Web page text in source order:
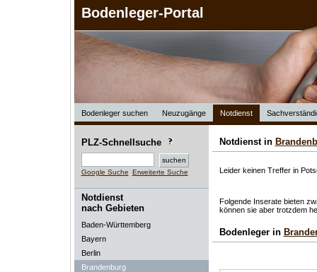
Bodenleger-Portal
Bodenleger suchen Neuzugänge Notdienst
PLZ-Schnellsuche
Google Suche Erweiterte Suche
Notdienst
nach Gebieten
Baden-Württemberg
Bayern
Berlin
Brandenburg
Notdienst in
Leider keinen Treffer in
Folgende Inserate bieten
können sie aber trotzdem
Bodenleger in